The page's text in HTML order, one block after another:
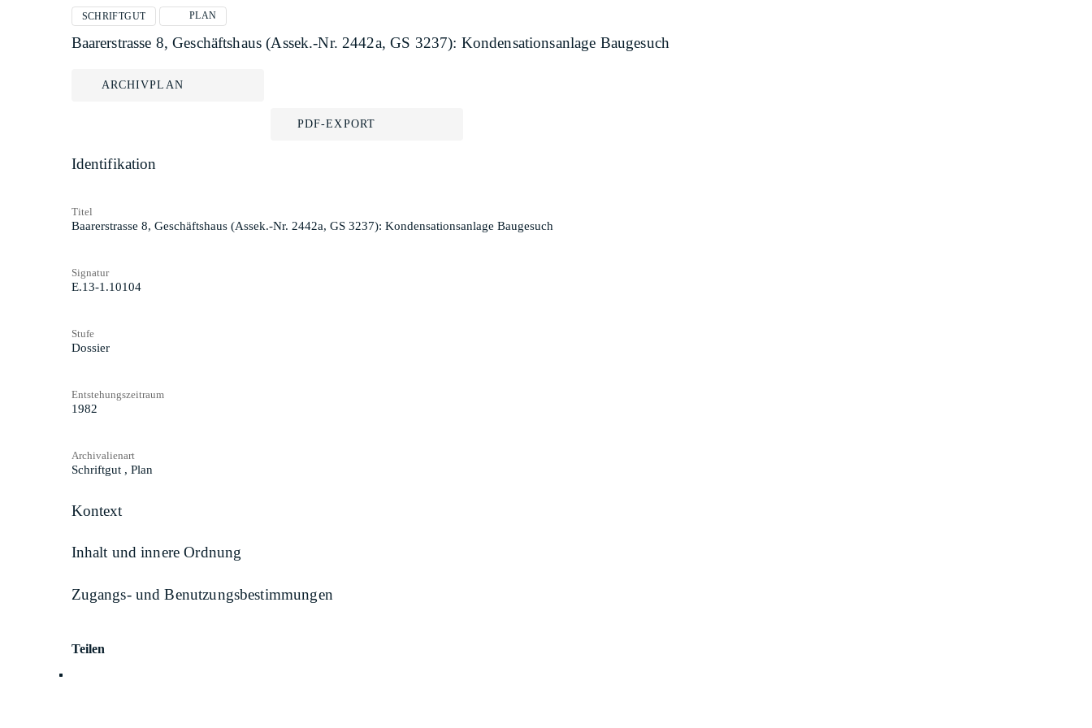
SCHRIFTGUT PLAN
Baarerstrasse 8, Geschäftshaus (Assek.-Nr. 2442a, GS 3237): Kondensationsanlage Baugesuch
ARCHIVPLAN
PDF-EXPORT
Identifikation
Titel
Baarerstrasse 8, Geschäftshaus (Assek.-Nr. 2442a, GS 3237): Kondensationsanlage Baugesuch
Signatur
E.13-1.10104
Stufe
Dossier
Entstehungszeitraum
1982
Archivalienart
Schriftgut , Plan
Kontext
Inhalt und innere Ordnung
Zugangs- und Benutzungsbestimmungen
Teilen